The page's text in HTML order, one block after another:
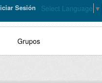
Select Language ▼
Sesión
Grupos